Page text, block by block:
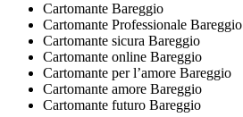
Cartomante Bareggio
Cartomante Professionale Bareggio
Cartomante sicura Bareggio
Cartomante online Bareggio
Cartomante per l’amore Bareggio
Cartomante amore Bareggio
Cartomante futuro Bareggio